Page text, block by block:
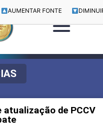
AUMENTAR FONTE
atualização de PCCV